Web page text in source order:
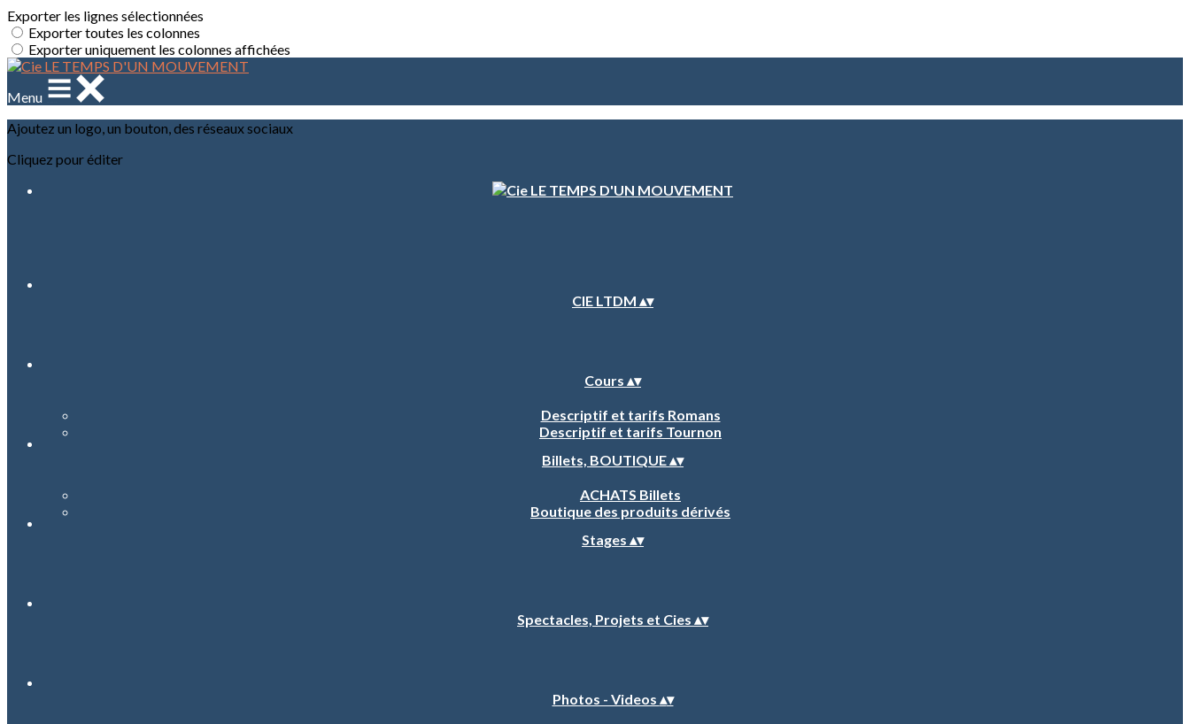
Exporter les lignes sélectionnées
Exporter toutes les colonnes
Exporter uniquement les colonnes affichées
Menu
Ajoutez un logo, un bouton, des réseaux sociaux
Cliquez pour éditer
CIE LTDM ▴▾
Cours ▴▾
Descriptif et tarifs Romans
Descriptif et tarifs Tournon
Billets, BOUTIQUE▴▾
ACHATS Billets
Boutique des produits dérivés
Stages ▴▾
Spectacles, Projets et Cies ▴▾
Photos - Videos ▴▾